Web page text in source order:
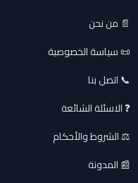
📄 من نحن
📜 سياسة الخصوصية
📞 اتصل بنا
❓ الاسئلة الشائعة
⚖️ الشروط والأحكام
📰 المدونة